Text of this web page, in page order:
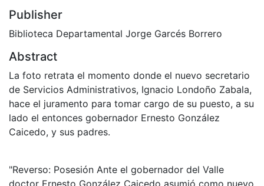
Publisher
Biblioteca Departamental Jorge Garcés Borrero
Abstract
La foto retrata el momento donde el nuevo secretario
de Servicios Administrativos, Ignacio Londoño Zabala,
hace el juramento para tomar cargo de su puesto, a su
lado el entonces gobernador Ernesto González
Caicedo, y sus padres.
"Reverso: Posesión Ante el gobernador del Valle
doctor Ernesto González Caicedo asumió como nuevo